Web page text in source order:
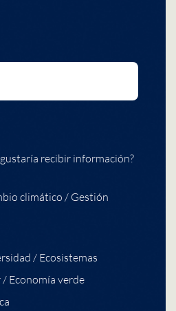
recibir información?
climático / Gestión
/ Ecosistemas
Economía verde